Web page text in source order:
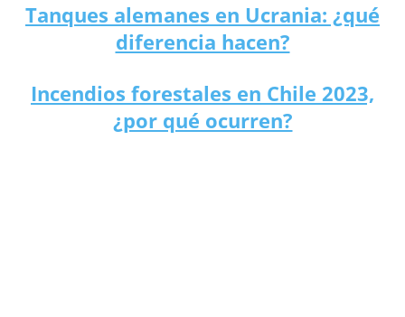
Tanques alemanes en Ucrania: ¿qué
diferencia hacen?
Incendios forestales en Chile 2023,
¿por qué ocurren?